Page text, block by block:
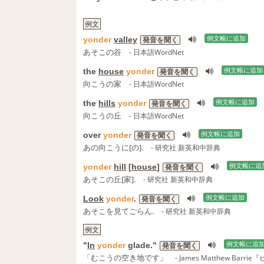
例文
yonder valley 発音を聞く 例文帳に追加
あそこの谷 - 日本語WordNet
the house yonder 発音を聞く 例文帳に追加
向こうの家 - 日本語WordNet
the hills yonder 発音を聞く 例文帳に追加
向こうの丘 - 日本語WordNet
overyonder 発音を聞く 例文帳に追加
あの向こうに[の]. - 研究社 新英和中辞典
yonder hill [house] 発音を聞く 例文帳に追
あそこの丘[家]. - 研究社 新英和中辞典
Look yonder. 発音を聞く 例文帳に追加
あそこを見てごらん.
- 研究社 新英和中辞典
例文
"In yonderglade." 発音を聞く 例文帳に追加
「むこうの空き地です」 - James Matthew Barrie『